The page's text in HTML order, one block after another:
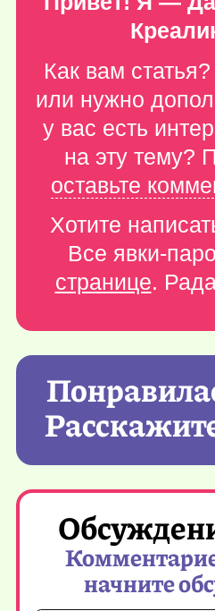
Как вам
или нужно
у вас есть
на эту тему?
оставьте
Хотите
Все явки-
странице.
начните